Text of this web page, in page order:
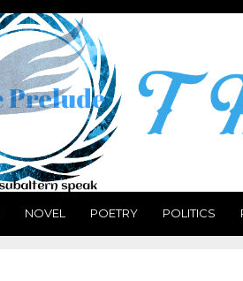
NOVEL POETRY POLITICS